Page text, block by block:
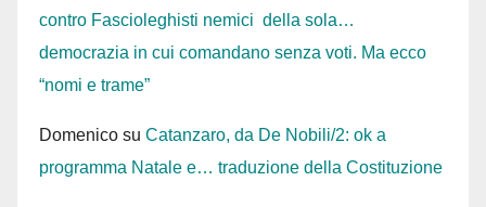
contro Fascioleghisti nemici della sola…
democrazia in cui comandano senza voti. Ma ecco
“nomi e trame”
Domenico su Catanzaro, da De Nobili/2: ok a
programma Natale e… traduzione della Costituzione